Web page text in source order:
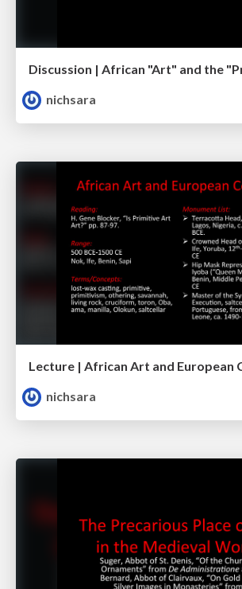
Discussion | African "Art" and the
nichsara
Lecture | African Art and European
nichsara